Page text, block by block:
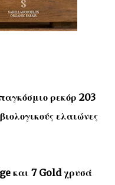
ρεκόρ 203
ελαιώνες
και 7 Gold χρυσά